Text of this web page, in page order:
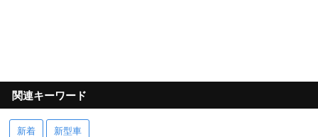
関連キーワード
新着 新型車